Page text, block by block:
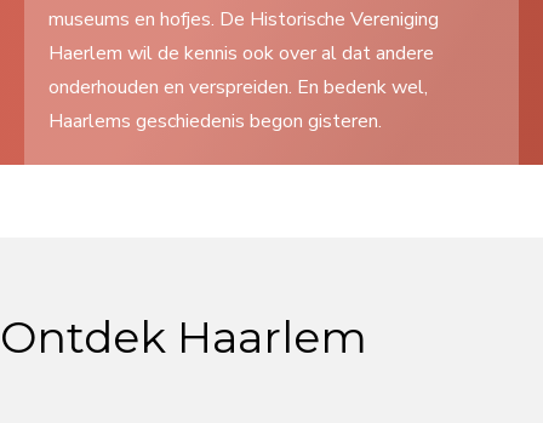
Search
museums en hofjes. De Historische Vereniging
Haerlem wil de kennis ook over al dat andere
onderhouden en verspreiden. En bedenk wel,
Haarlems geschiedenis begon gisteren.
Ontdek Haarlem